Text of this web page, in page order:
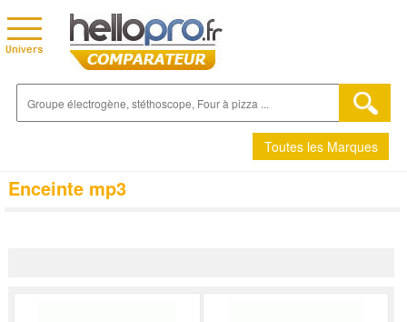
Toutes les Marques
Enceinte mp3